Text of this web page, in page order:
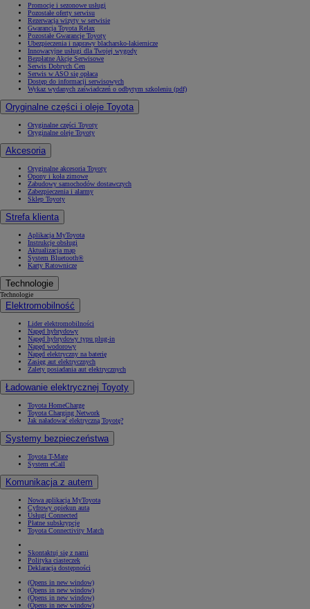
Promocje i sezonowe usługi
Pozostałe oferty serwisu
Rezerwacja wizyty w serwisie
Gwarancja Toyota Relax
Pozostałe Gwarancje Toyoty
Ubezpieczenia i naprawy blacharsko-lakiernicze
Innowacyjne usługi dla Twojej wygody
Bezpłatne Akcje Serwisowe
Serwis Dobrych Cen
Serwis w ASO się opłaca
Dostęp do informacji serwisowych
Wykaz wydanych zaświadczeń o odbytym szkoleniu (pdf)
Oryginalne części i oleje Toyota
Oryginalne części Toyoty
Oryginalne oleje Toyoty
Akcesoria
Oryginalne akcesoria Toyoty
Opony i koła zimowe
Zabudowy samochodów dostawczych
Zabezpieczenia i alarmy
Sklep Toyoty
Strefa klienta
Aplikacja MyToyota
Instrukcje obsługi
Aktualizacja map
System Bluetooth®
Karty Ratownicze
Technologie
Technologie
Elektromobilność
Lider elektromobilności
Napęd hybrydowy
Napęd hybrydowy typu plug-in
Napęd wodorowy
Napęd elektryczny na baterię
Zasięg aut elektrycznych
Zalety posiadania aut elektrycznych
Ładowanie elektrycznej Toyoty
Toyota HomeCharge
Toyota Charging Network
Jak naładować elektryczną Toyotę?
Systemy bezpieczeństwa
Toyota T-Mate
System eCall
Komunikacja z autem
Nowa aplikacja MyToyota
Cyfrowy opiekun auta
Usługi Connected
Płatne subskrypcje
Toyota Connectivity Match
Skontaktuj się z nami
Polityka ciasteczek
Deklaracja dostępności
(Opens in new window)
(Opens in new window)
(Opens in new window)
(Opens in new window)